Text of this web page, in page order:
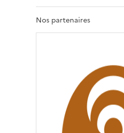
Nos partenaires